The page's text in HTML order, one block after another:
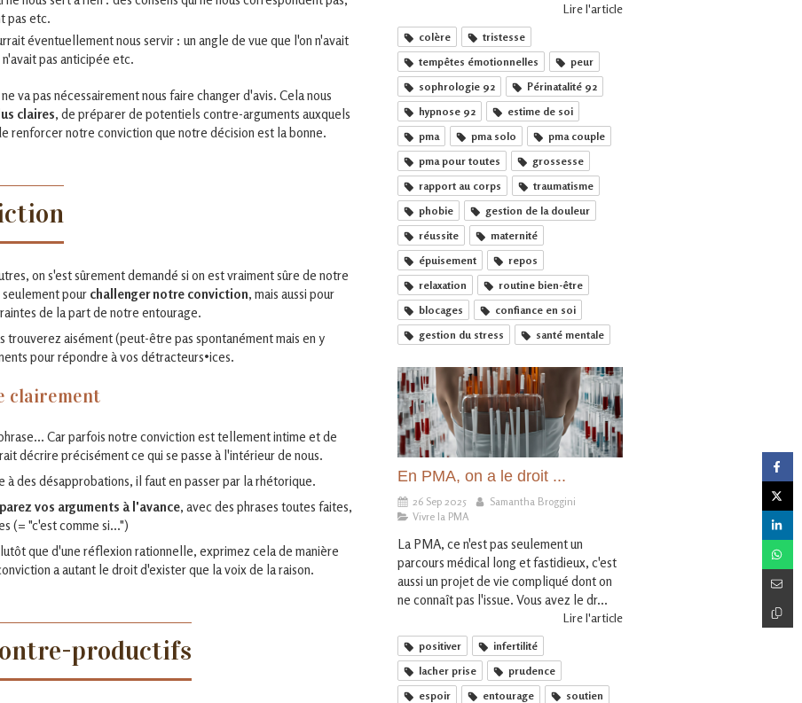
pas etc.
éventuellement nous servir : un angle de vue que l'on n'avait
pas anticipée etc.
va pas nécessairement nous faire changer d'avis. Cela nous
claires, de préparer de potentiels contre-arguments auxquels
renforcer notre conviction que notre décision est la bonne.
on s'est sûrement demandé si on est vraiment sûre de notre
pour challenger notre conviction, mais aussi pour
de la part de notre entourage.
trouverez aisément (peut-être pas spontanément mais en y
pour répondre à vos détracteurs•ices.
clairement
Car parfois notre conviction est tellement intime et de
décrire précisément ce qui se passe à l'intérieur de nous.
des désapprobations, il faut en passer par la rhétorique.
vos arguments à l'avance, avec des phrases toutes faites,
(= "c'est comme si...")
que d'une réflexion rationnelle, exprimez cela de manière
a autant le droit d'exister que la voix de la raison.
productifs
Lire l'article
colère
tristesse
tempêtes émotionnelles
peur
sophrologie 92
Périnatalité 92
hypnose 92
estime de soi
pma
pma solo
pma couple
pma pour toutes
grossesse
rapport au corps
traumatisme
phobie
gestion de la douleur
réussite
maternité
épuisement
repos
relaxation
routine bien-être
blocages
confiance en soi
gestion du stress
santé mentale
En PMA, on a le droit ...
26 Sep 2025
Samantha Broggini
Vivre la PMA
La PMA, ce n'est pas seulement un
parcours médical long et fastidieux, c'est
aussi un projet de vie compliqué dont on
ne connaît pas l'issue. Vous avez le dr...
Lire l'article
positiver
infertilité
lacher prise
prudence
espoir
entourage
soutien